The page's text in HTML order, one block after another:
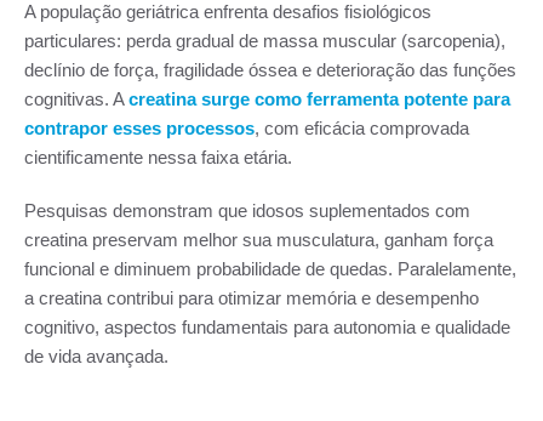
A população geriátrica enfrenta desafios fisiológicos
particulares: perda gradual de massa muscular (sarcopenia),
declínio de força, fragilidade óssea e deterioração das funções
cognitivas. Acreatina surge como ferramenta potente para
contrapor esses processos, com eficácia comprovada
cientificamente nessa faixa etária.
Pesquisas demonstram que idosos suplementados com
creatina preservam melhor sua musculatura, ganham força
funcional e diminuem probabilidade de quedas. Paralelamente,
a creatina contribui para otimizar memória e desempenho
cognitivo, aspectos fundamentais para autonomia e qualidade
de vida avançada.